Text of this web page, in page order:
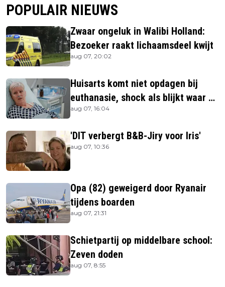
POPULAIR NIEUWS
Zwaar ongeluk in Walibi Holland:
Bezoeker raakt lichaamsdeel kwijt
aug 07, 20:02
Huisarts komt niet opdagen bij
euthanasie, shock als blijkt waar ze
is
aug 07, 16:04
'DIT verbergt B&B-Jiry voor Iris'
aug 07, 10:36
Opa (82) geweigerd door Ryanair
tijdens boarden
aug 07, 21:31
Schietpartij op middelbare school:
Zeven doden
aug 07, 8:55